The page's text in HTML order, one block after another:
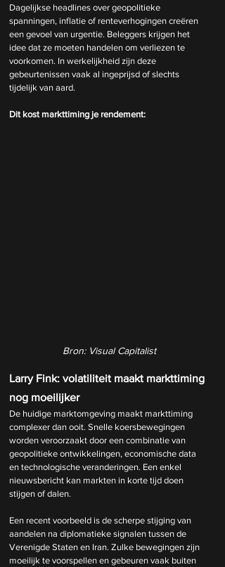
Dagelijkse headlines over geopolitieke
spanningen, inflatie of renteverhogingen creëren
een gevoel van urgentie. Beleggers krijgen het
idee dat ze moeten handelen om verliezen te
voorkomen. In werkelijkheid zijn deze
gebeurtenissen vaak al ingeprijsd of slechts
tijdelijk van aard.
Dit kost markttiming je rendement:
Bron: Visual Capitalist
Larry Fink: volatiliteit maakt markttiming
nog moeilijker
De huidige marktomgeving maakt markttiming
complexer dan ooit. Snelle koersbewegingen
worden veroorzaakt door een combinatie van
geopolitieke ontwikkelingen, economische data
en technologische veranderingen. Een enkel
nieuwsbericht kan markten in korte tijd doen
stijgen of dalen.
Een recent voorbeeld is de scherpe stijging van
aandelen na diplomatieke signalen tussen de
Verenigde Staten en Iran. Zulke bewegingen zijn
moeilijk te voorspellen en gebeuren vaak buiten